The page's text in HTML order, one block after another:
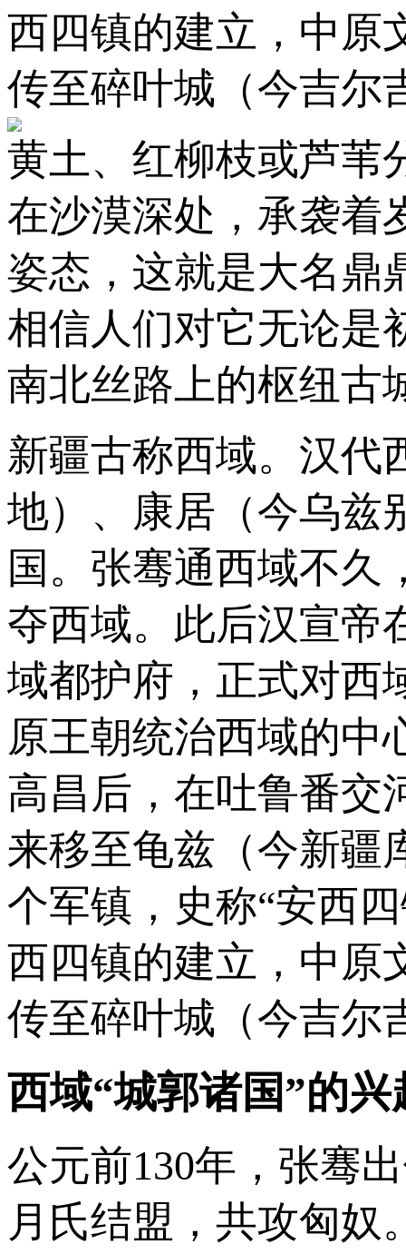
西四镇的建立，中原
传至碎叶城（今吉尔
黄土、红柳枝或芦苇
在沙漠深处，承袭着
姿态，这就是大名鼎
相信人们对它无论是
南北丝路上的枢纽古
新疆古称西域。汉代
地）、康居（今乌兹
国。张骞通西域不久
夺西域。此后汉宣帝
域都护府，正式对西
原王朝统治西域的中
高昌后，在吐鲁番
来移至龟兹（今新疆
个军镇，史称“安西
西四镇的建立，中原
传至碎叶城（今吉尔
西域“城郭诸国”的兴
公元前130年，张骞
月氏结盟，共攻匈奴